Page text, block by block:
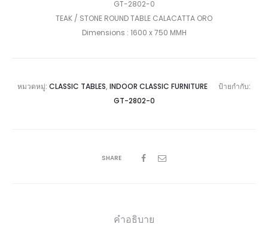
GT-2802-0
TEAK / STONE ROUND TABLE CALACATTA ORO
Dimensions : 1600 x 750 MMH
หมวดหมู่: CLASSIC TABLES, INDOOR CLASSIC FURNITURE
ป้ายกำกับ:
GT-2802-0
SHARE
คำอธิบาย